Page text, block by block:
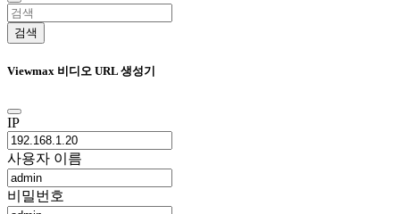
검색
Viewmax 비디오 URL 생성기
IP
사용자 이름
비밀번호